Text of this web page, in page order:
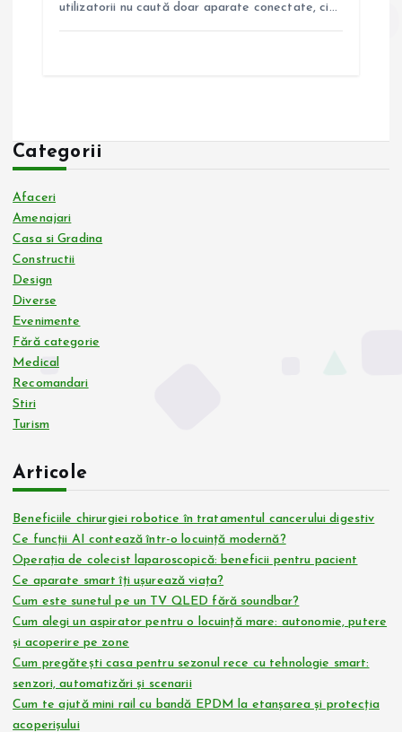
utilizatorii nu caută doar aparate conectate, ci…
Categorii
Afaceri
Amenajari
Casa si Gradina
Constructii
Design
Diverse
Evenimente
Fără categorie
Medical
Recomandari
Stiri
Turism
Articole
Beneficiile chirurgiei robotice în tratamentul cancerului digestiv
Ce funcții AI contează într-o locuință modernă?
Operația de colecist laparoscopică: beneficii pentru pacient
Ce aparate smart îți ușurează viața?
Cum este sunetul pe un TV QLED fără soundbar?
Cum alegi un aspirator pentru o locuință mare: autonomie, putere
și acoperire pe zone
Cum pregătești casa pentru sezonul rece cu tehnologie smart:
senzori, automatizări și scenarii
Cum te ajută mini rail cu bandă EPDM la etanșarea și protecția
acoperișului